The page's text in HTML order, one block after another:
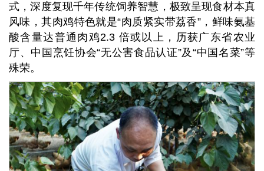
式，深度复现千年传统饲养智慧，极致呈现食材本真
风味，其肉鸡特色就是“肉质紧实带荔香”，鲜味氨基
酸含量达普通肉鸡2.3 倍或以上，历获广东省农业
厅、中国烹饪协会“无公害食品认证”及“中国名菜”等
殊荣。